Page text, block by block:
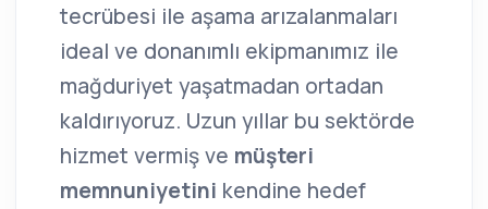
tecrübesi ile aşama arızalanmaları
ideal ve donanımlı ekipmanımız ile
mağduriyet yaşatmadan ortadan
kaldırıyoruz. Uzun yıllar bu sektörde
hizmet vermiş ve müşteri
memnuniyetini kendine hedef